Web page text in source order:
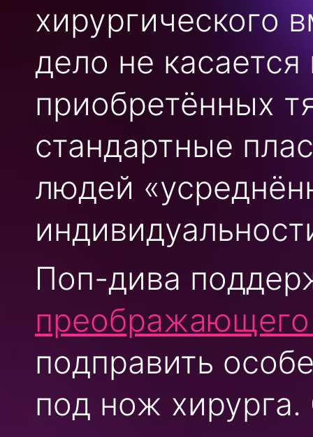
хирургического
дело не
приобретённых
стандартные
людей
Поп-дива
подправить
под нож